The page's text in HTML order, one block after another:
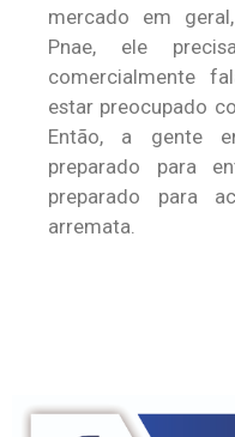
mercado em
Pnae, ele
comercialmente
estar preocupado
Então, a gente
preparado para
preparado para
arremata.